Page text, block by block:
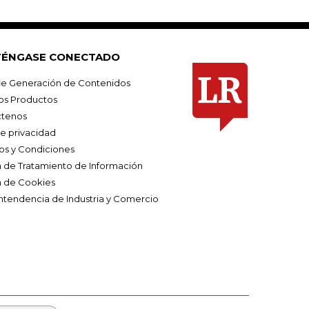
CONECTADO
Generación de Contenidos
Productos
privacidad
y Condiciones
de Tratamiento de Información
de Cookies
de Industria y Comercio